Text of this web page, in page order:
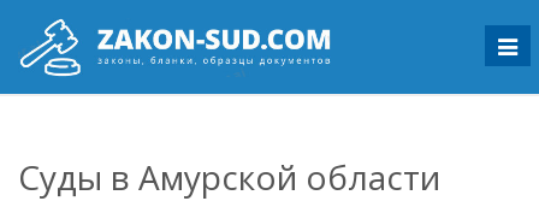
Суды в Амурской области